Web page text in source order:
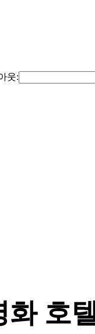
웃:
화 호